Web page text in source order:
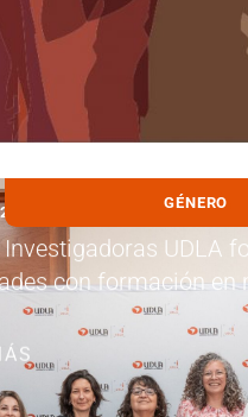
GÉNERO
Investigadoras UDLA
con formación en